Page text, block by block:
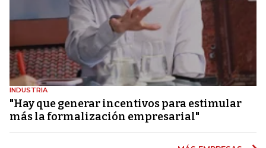
INDUSTRIA
"Hay que generar incentivos para estimular
más la formalización empresarial"